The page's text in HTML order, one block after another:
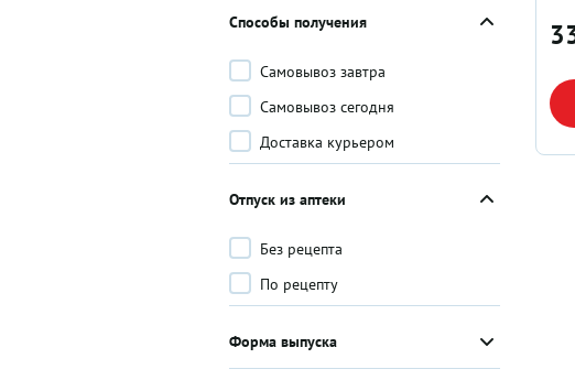
Способы получения
Самовывоз завтра
Самовывоз сегодня
Доставка курьером
Отпуск из аптеки
Без рецепта
По рецепту
Форма выпуска